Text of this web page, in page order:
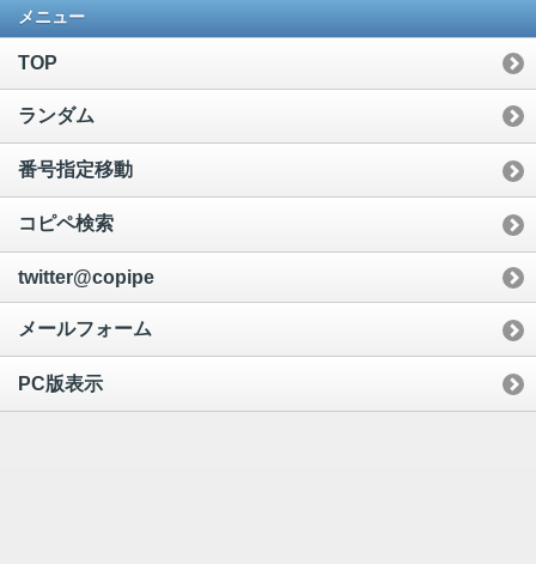
メニュー
TOP
ランダム
番号指定移動
コピペ検索
twitter@copipe
メールフォーム
PC版表示